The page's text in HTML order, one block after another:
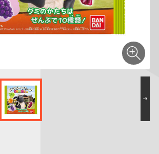
・
ー
ポケットモンスター
＆スクエアシール
SMPシリーズ
ールド